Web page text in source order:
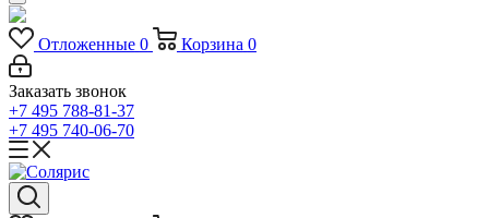
Отложенные 0 Корзина 0
Заказать звонок
+7 495 788-81-37
+7 495 740-06-70